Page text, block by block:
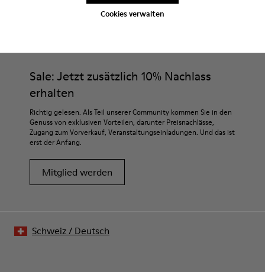
Cookies verwalten
Sale: Jetzt zusätzlich 10% Nachlass
erhalten
Richtig gelesen. Als Teil unserer Community kommen Sie in den
Genuss von exklusiven Vorteilen, darunter Preisnachlässe,
Zugang zum Vorverkauf, Veranstaltungseinladungen. Und das ist
erst der Anfang.
Mitglied werden
Schweiz/ Deutsch